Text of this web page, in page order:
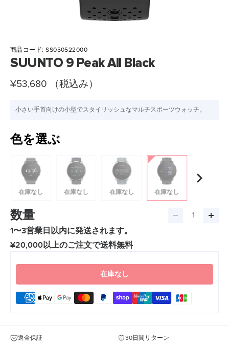
商品コード:SS050522000
SUUNTO 9 Peak All Black
セ
ル
プ
¥53,680 （税込み）
小さい手首向けの小型でスタイリッシュなマルチスポーツウォッチ。
色を選ぶ
在庫なし 在庫なし 在庫なし 在庫なし
数量
ら
数
や
1〜3営業日以内に発送されます。
¥20,000以上のご注文で送料無料
在庫なし
返金保証 30日間リターン